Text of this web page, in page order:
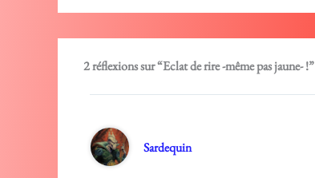
2 réflexions sur “Eclat de rire -même pas jaune- !”
Sardequin